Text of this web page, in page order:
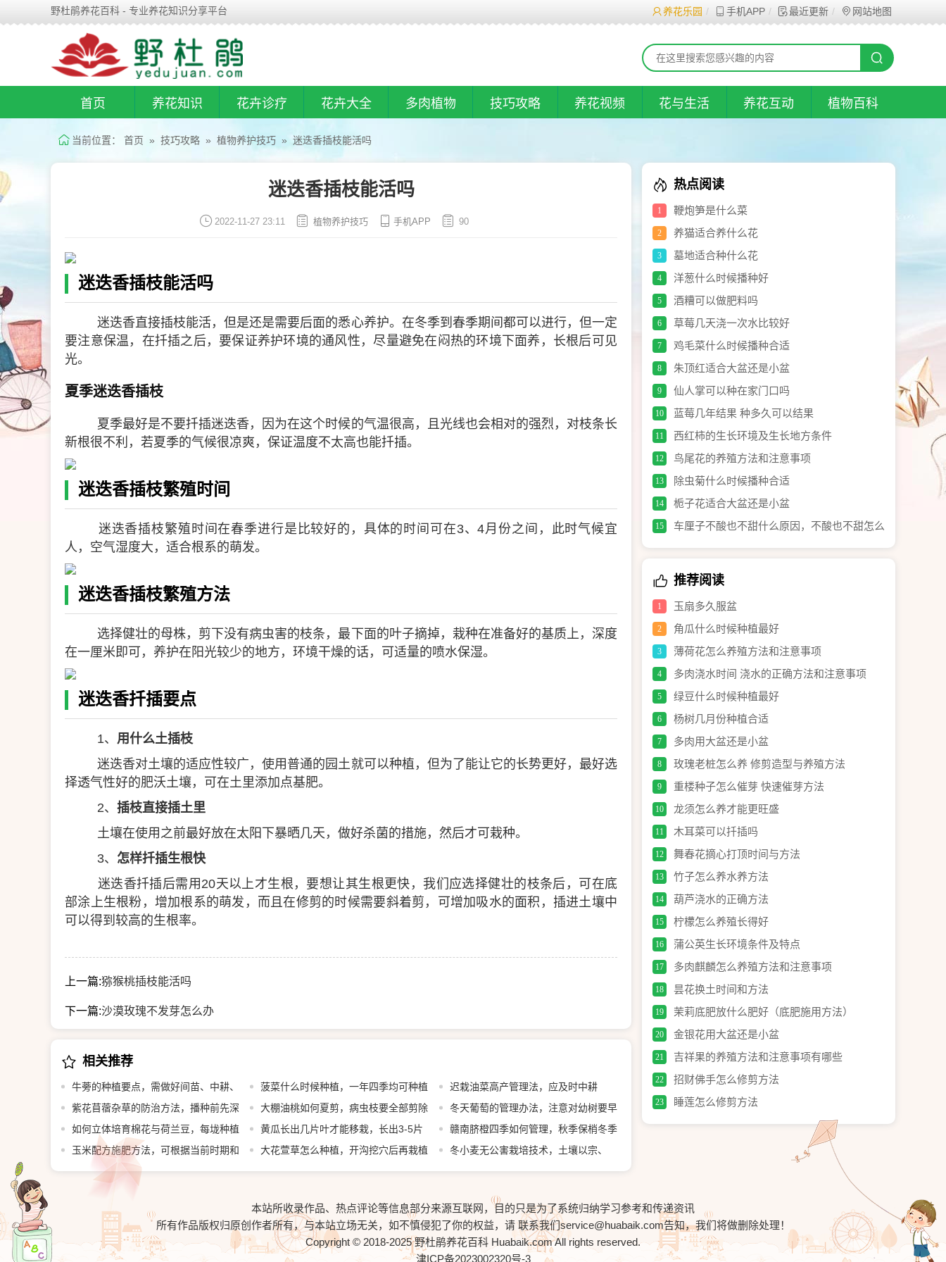
野杜鹃养花百科 - 专业养花知识分享平台 养花乐园 手机APP 最近更新 网站地图
首页 养花知识 花卉诊疗 花卉大全 多肉植物 技巧攻略 养花视频 花与生活 养花互动 植物百科
当前位置： 首页 » 技巧攻略 » 植物养护技巧 » 迷迭香插枝能活吗
迷迭香插枝能活吗
2022-11-27 23:11 植物养护技巧 手机APP 90
迷迭香插枝能活吗
迷迭香直接插枝能活，但是还是需要后面的悉心养护。在冬季到春季期间都可以进行，但一定
要注意保温，在扦插之后，要保证养护环境的通风性，尽量避免在闷热的环境下面养，长根后可见
光。
夏季迷迭香插枝
夏季最好是不要扦插迷迭香，因为在这个时候的气温很高，且光线也会相对的强烈，对枝条长
新根很不利，若夏季的气候很凉爽，保证温度不太高也能扦插。
迷迭香插枝繁殖时间
迷迭香插枝繁殖时间在春季进行是比较好的，具体的时间可在3、4月份之间，此时气候宜
人，空气湿度大，适合根系的萌发。
迷迭香插枝繁殖方法
选择健壮的母株，剪下没有病虫害的枝条，最下面的叶子摘掉，栽种在准备好的基质上，深度
在一厘米即可，养护在阳光较少的地方，环境干燥的话，可适量的喷水保湿。
迷迭香扦插要点
1、 用什么土插枝
迷迭香对土壤的适应性较广，使用普通的园土就可以种植，但为了能让它的长势更好，最好选
择透气性好的肥沃土壤，可在土里添加点基肥。
2、 插枝直接插土里
土壤在使用之前最好放在太阳下暴晒几天，做好杀菌的措施，然后才可栽种。
3、 怎样扦插生根快
迷迭香扦插后需用20天以上才生根，要想让其生根更快，我们应选择健壮的枝条后，可在底
部涂上生根粉，增加根系的萌发，而且在修剪的时候需要斜着剪，可增加吸水的面积，插进土壤中
可以得到较高的生根率。
上一篇:猕猴桃插枝能活吗
下一篇:沙漠玫瑰不发芽怎么办
相关推荐
牛蒡的种植要点，需做好间苗、中耕、
追肥等工作
菠菜什么时候种植，一年四季均可种植
迟栽油菜高产管理法，应及时中耕
紫花苜蓿杂草的防治方法，播种前先深
翻整地
大棚油桃如何夏剪，病虫枝要全部剪除
冬天葡萄的管理办法，注意对幼树要早
埋防寒土
如何立体培育棉花与荷兰豆，每垅种植
2行棉花、在棉花内侧各种1行荷兰豆
黄瓜长出几片叶才能移栽，长出3-5片
叶即可移栽定植
赣南脐橙四季如何管理，秋季保梢冬季
保叶
玉米配方施肥方法，可根据当前时期和
亩产量决定施肥量
大花萱草怎么种植，开沟挖穴后再栽植
覆土
冬小麦无公害栽培技术，土壤以宗、
褐、潮土为主
热点阅读
1 鞭炮笋是什么菜
2 养猫适合养什么花
3 墓地适合种什么花
4 洋葱什么时候播种好
5 酒糟可以做肥料吗
6 草莓几天浇一次水比较好
7 鸡毛菜什么时候播种合适
8 朱顶红适合大盆还是小盆
9 仙人掌可以种在家门口吗
10 蓝莓几年结果 种多久可以结果
11 西红柿的生长环境及生长地方条件
12 鸟尾花的养殖方法和注意事项
13 除虫菊什么时候播种合适
14 栀子花适合大盆还是小盆
15
车厘子不酸也不甜什么原因，不酸也不甜怎么
办
推荐阅读
1 玉扇多久服盆
2 角瓜什么时候种植最好
3 薄荷花怎么养殖方法和注意事项
4 多肉浇水时间 浇水的正确方法和注意事项
5 绿豆什么时候种植最好
6 杨树几月份种植合适
7 多肉用大盆还是小盆
8 玫瑰老桩怎么养 修剪造型与养殖方法
9 重楼种子怎么催芽 快速催芽方法
10 龙须怎么养才能更旺盛
11 木耳菜可以扦插吗
12 舞春花摘心打顶时间与方法
13 竹子怎么养水养方法
14 葫芦浇水的正确方法
15 柠檬怎么养殖长得好
16 蒲公英生长环境条件及特点
17 多肉麒麟怎么养殖方法和注意事项
18 昙花换土时间和方法
19 茉莉底肥放什么肥好（底肥施用方法）
20 金银花用大盆还是小盆
21 吉祥果的养殖方法和注意事项有哪些
22 招财佛手怎么修剪方法
23 睡莲怎么修剪方法
本站所收录作品、热点评论等信息部分来源互联网，目的只是为了系统归纳学习参考和传递资讯
所有作品版权归原创作者所有，与本站立场无关，如不慎侵犯了你的权益，请 联系我们service@huabaik.com告知，我们将做删除处理！
Copyright © 2018-2025野杜鹃养花百科 Huabaik.com All rights reserved.
津ICP备2023002320号-3